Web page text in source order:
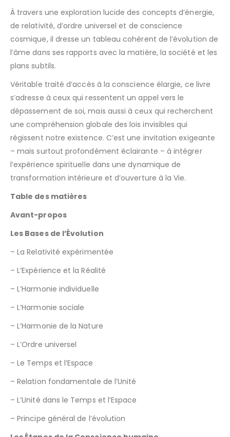
À travers une exploration lucide des concepts d’énergie,
de relativité, d’ordre universel et de conscience
cosmique, il dresse un tableau cohérent de l’évolution de
l’âme dans ses rapports avec la matière, la société et les
plans subtils.
Véritable traité d’accès à la conscience élargie, ce livre
s’adresse à ceux qui ressentent un appel vers le
dépassement de soi, mais aussi à ceux qui recherchent
une compréhension globale des lois invisibles qui
régissent notre existence. C’est une invitation exigeante
– mais surtout profondément éclairante – à intégrer
l’expérience spirituelle dans une dynamique de
transformation intérieure et d’ouverture à la Vie.
Table des matières
Avant-propos
Les Bases de l’Évolution
– La Relativité expérimentée
– L’Expérience et la Réalité
– L’Harmonie individuelle
– L’Harmonie sociale
– L’Harmonie de la Nature
– L’Ordre universel
– Le Temps et l’Espace
– Relation fondamentale de l’Unité
– L’Unité dans le Temps et l’Espace
– Principe général de l’évolution